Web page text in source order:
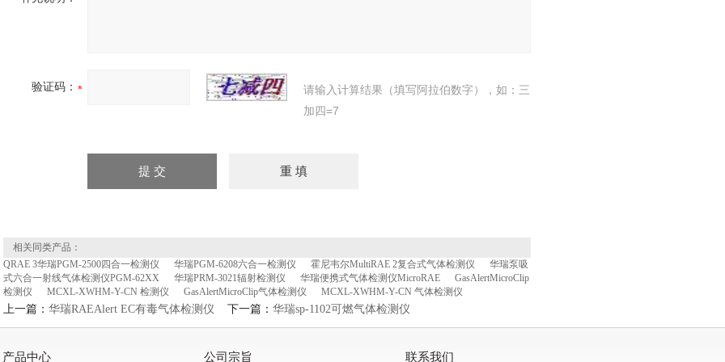
验证码：
请输入计算结果（填写阿拉伯数字），如：三
加四=7
相关同类产品：
QRAE 3华瑞PGM-2500四合一检测仪
华瑞PGM-6208六合一检测仪 霍尼韦尔MultiRAE 2复合式气体检测仪
华瑞泵吸
式六合一射线气体检测仪PGM-62XX
华瑞PRM-3021辐射检测仪 华瑞便携式气体检测仪MicroRAE
GasAlertMicroClip
检测仪
MCXL-XWHM-Y-CN 检测仪 GasAlertMicroClip气体检测仪 MCXL-XWHM-Y-CN 气体检测仪
上一篇： 华瑞RAEAlert EC有毒气体检测仪 下一篇： 华瑞sp-1102可燃气体检测仪
产品中心 公司宗旨 联系我们